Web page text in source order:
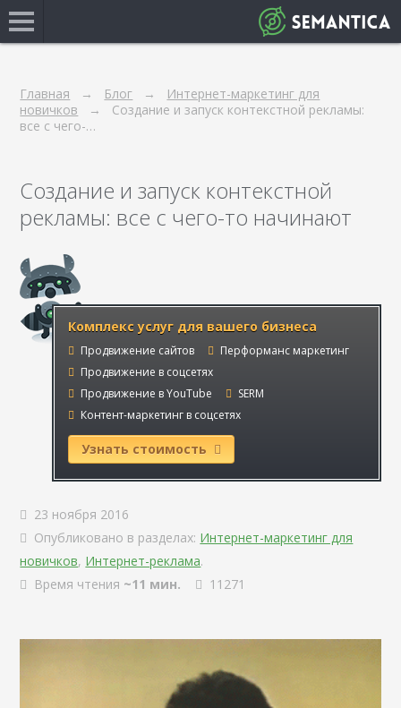
Главная Блог
Интернет-маркетинг для
новичков
Создание и запуск контекстной рекламы:
все с чего-…
Создание и запуск контекстной
рекламы: все с чего-то начинают
Комплекс услуг для вашего бизнеса
Продвижение сайтов
Перформанс маркетинг
Продвижение в соцсетях
Продвижение в YouTube
SERM
Контент-маркетинг в соцсетях
Узнать стоимость
23 ноября 2016
Опубликовано в разделах: Интернет-маркетинг для
новичков, Интернет-реклама.
Время чтения ~11 мин. 11271